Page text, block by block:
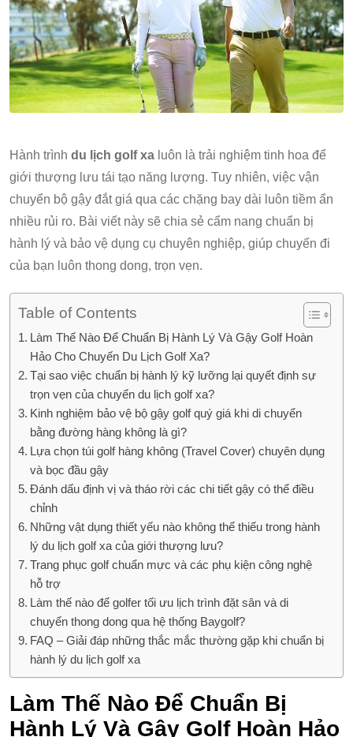
Hành trình du lịch golf xa luôn là trải nghiệm tinh hoa để
giới thượng lưu tái tạo năng lượng. Tuy nhiên, việc vận
chuyển bộ gậy đắt giá qua các chặng bay dài luôn tiềm ẩn
nhiều rủi ro. Bài viết này sẽ chia sẻ cẩm nang chuẩn bị
hành lý và bảo vệ dụng cụ chuyên nghiệp, giúp chuyến đi
của bạn luôn thong dong, trọn vẹn.
Table of Contents
Làm Thế Nào Để Chuẩn Bị Hành Lý Và Gậy Golf Hoàn
Hảo Cho Chuyến Du Lịch Golf Xa?
Tại sao việc chuẩn bị hành lý kỹ lưỡng lại quyết định sự
trọn vẹn của chuyến du lịch golf xa?
Kinh nghiệm bảo vệ bộ gậy golf quý giá khi di chuyển
bằng đường hàng không là gì?
Lựa chọn túi golf hàng không (Travel Cover) chuyên dụng
và bọc đầu gậy
Đánh dấu định vị và tháo rời các chi tiết gậy có thể điều
chỉnh
Những vật dụng thiết yếu nào không thể thiếu trong hành
lý du lịch golf xa của giới thượng lưu?
Trang phục golf chuẩn mực và các phụ kiện công nghệ
hỗ trợ
Làm thế nào để golfer tối ưu lịch trình đặt sân và di
chuyển thong dong qua hệ thống Baygolf?
FAQ – Giải đáp những thắc mắc thường gặp khi chuẩn bị
hành lý du lịch golf xa
Làm Thế Nào Để Chuẩn Bị
Hành Lý Và Gậy Golf Hoàn Hảo